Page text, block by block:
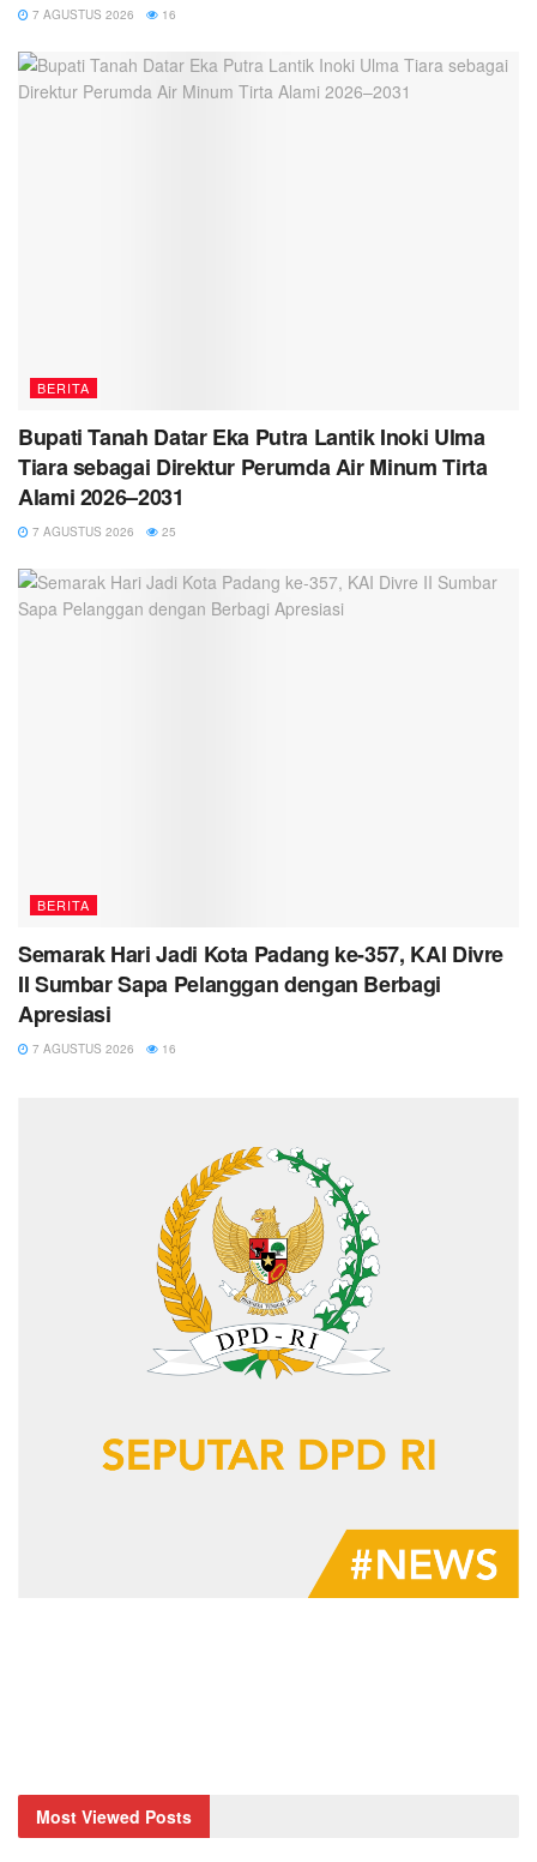
7 AGUSTUS 2026 16
BERITA
Bupati Tanah Datar Eka Putra Lantik Inoki Ulma
Tiara sebagai Direktur Perumda Air Minum Tirta
Alami 2026–2031
7 AGUSTUS 2026 25
BERITA
Semarak Hari Jadi Kota Padang ke-357, KAI Divre
II Sumbar Sapa Pelanggan dengan Berbagi
Apresiasi
7 AGUSTUS 2026 16
Most Viewed Posts